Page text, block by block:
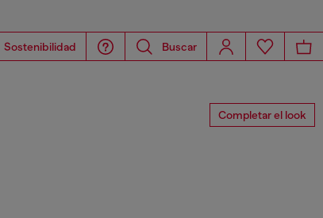
Sostenibilidad Buscar
Completar el look